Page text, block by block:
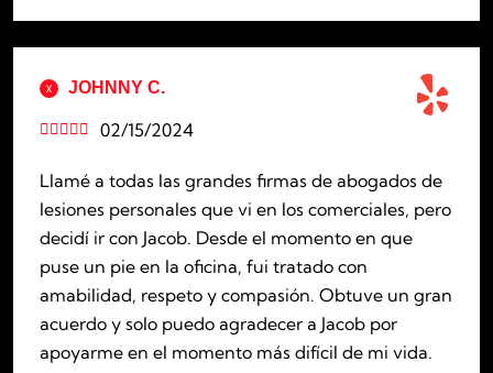
JOHNNY C.
02/15/2024

Llamé a todas las grandes firmas de abogados de
lesiones personales que vi en los comerciales, pero
decidí ir con Jacob. Desde el momento en que
puse un pie en la oficina, fui tratado con
amabilidad, respeto y compasión. Obtuve un gran
acuerdo y solo puedo agradecer a Jacob por
apoyarme en el momento más difícil de mi vida.